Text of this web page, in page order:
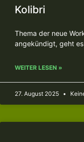
Kolibri
Thema der neue
angekündigt, geht es
WEITER LESEN »
27. August 2025